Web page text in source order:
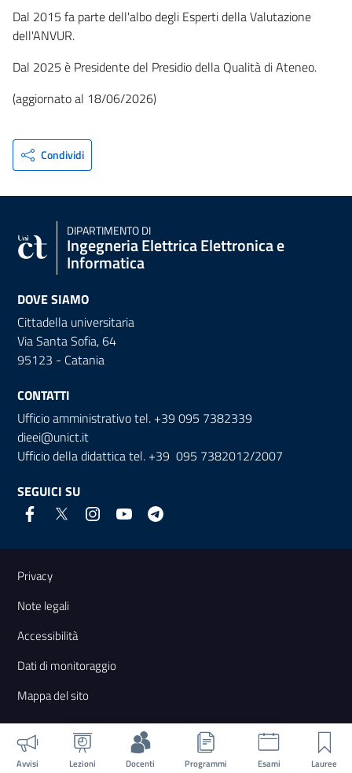
Dal 2015 fa parte dell'albo degli Esperti della Valutazione
dell'ANVUR.
Dal 2025 è Presidente del Presidio della Qualità di Ateneo.
(aggiornato al 18/06/2026)
Condividi
Avvisi Lezioni Docenti Programmi Esami Lauree
DIPARTIMENTO DI
Ingegneria Elettrica Elettronica e
Informatica
DOVE SIAMO
Cittadella universitaria
Via Santa Sofia, 64
95123 - Catania
CONTATTI
Ufficio amministrativo tel. +39 095 7382339
dieei@unict.it
Ufficio della didattica tel. +39 095 7382012/2007
SEGUICI SU
Link e informazioni utili
Privacy
Note legali
Accessibilità
Dati di monitoraggio
Mappa del sito